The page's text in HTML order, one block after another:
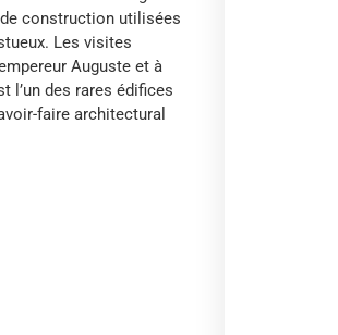
construction utilisées
Les visites
Auguste et à
l’un des rares édifices
faire architectural